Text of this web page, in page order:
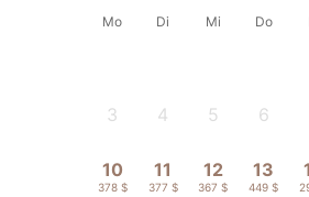
Mo Di Mi Do
3 4 5 6
10
378 $
11
377 $
12
367 $
13
449 $